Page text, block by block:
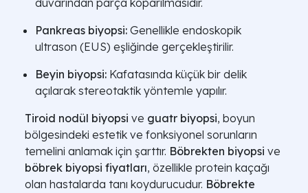
duvarından parça koparılmasıdır.
Pankreas biyopsi: Genellikle endoskopik
ultrason (EUS) eşliğinde gerçekleştirilir.
Beyin biyopsi: Kafatasında küçük bir delik
açılarak stereotaktik yöntemle yapılır.
Tiroid nodül biyopsi ve guatr biyopsi, boyun
bölgesindeki estetik ve fonksiyonel sorunların
temelini anlamak için şarttır. Böbrekten biyopsi ve
böbrek biyopsi fiyatları, özellikle protein kaçağı
olan hastalarda tanı koydurucudur. Böbrekte